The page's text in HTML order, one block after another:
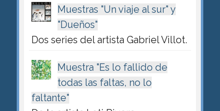
Muestras "Un viaje al sur" y
"Dueños"
Dos series del artista Gabriel Villot.
Muestra "Es lo fallido de
todas las faltas, no lo
faltante"